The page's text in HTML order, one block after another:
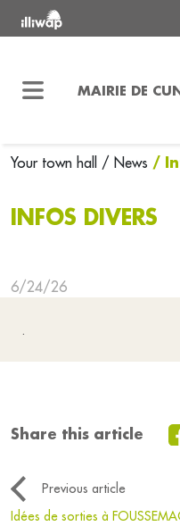
MAIRIE DE
Your town hall / News /
INFOS DIVERS
6/24/26
.
Share this article
Previous article
Idées de sorties à